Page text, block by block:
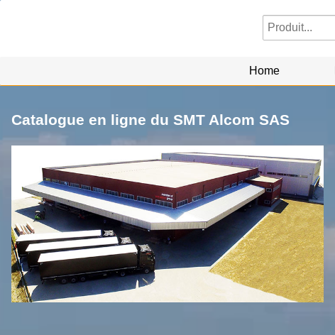
Home
Catalogue en ligne du SMT Alcom SAS